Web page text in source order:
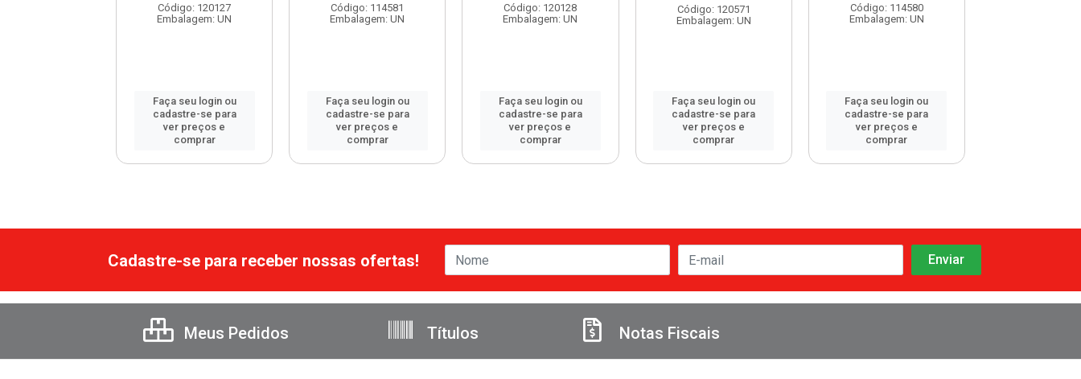
Código: 120127
Embalagem: UN
Faça seu login ou
cadastre-se para
ver preços e
comprar
Código: 114581
Embalagem: UN
Faça seu login ou
cadastre-se para
ver preços e
comprar
Código: 120128
Embalagem: UN
Faça seu login ou
cadastre-se para
ver preços e
comprar
Código: 120571
Embalagem: UN
Faça seu login ou
cadastre-se para
ver preços e
comprar
Código: 114580
Embalagem: UN
Faça seu login ou
cadastre-se para
ver preços e
comprar
Cadastre-se para receber nossas ofertas!
Meus Pedidos Títulos Notas Fiscais